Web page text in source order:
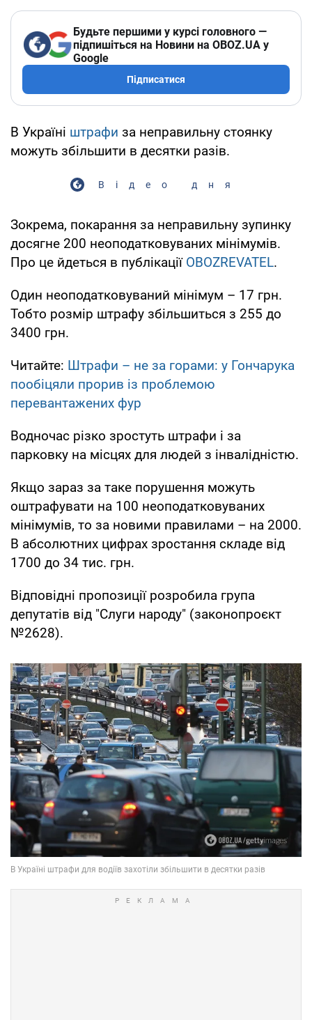
Будьте першими у курсі головного —
підпишіться на Новини на OBOZ.UA у
Google
Підписатися
В Україні штрафи за неправильну стоянку
можуть збільшити в десятки разів.
Відео дня
Зокрема, покарання за неправильну зупинку
досягне 200 неоподатковуваних мінімумів.
Про це йдеться в публікації OBOZREVATEL.
Один неоподатковуваний мінімум – 17 грн.
Тобто розмір штрафу збільшиться з 255 до
3400 грн.
Читайте: Штрафи – не за горами: у Гончарука
пообіцяли прорив із проблемою
перевантажених фур
Водночас різко зростуть штрафи і за
парковку на місцях для людей з інвалідністю.
Якщо зараз за таке порушення можуть
оштрафувати на 100 неоподатковуваних
мінімумів, то за новими правилами – на 2000.
В абсолютних цифрах зростання складе від
1700 до 34 тис. грн.
Відповідні пропозиції розробила група
депутатів від "Слуги народу" (законопроєкт
№2628).